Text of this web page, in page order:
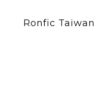
Ronfic Taiwan